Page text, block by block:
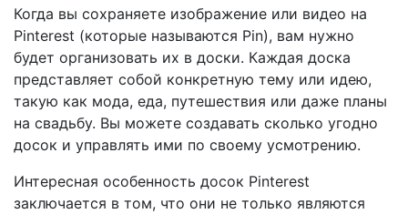
Когда вы сохраняете изображение или видео на
Pinterest (которые называются Pin), вам нужно
будет организовать их в доски. Каждая доска
представляет собой конкретную тему или идею,
такую как мода, еда, путешествия или даже планы
на свадьбу. Вы можете создавать сколько угодно
досок и управлять ими по своему усмотрению.
Интересная особенность досок Pinterest
заключается в том, что они не только являются